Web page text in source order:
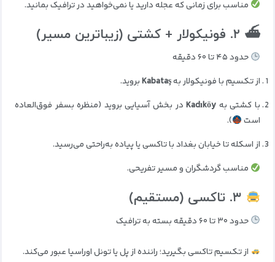
مناسب برای زمانی که عجله دارید یا نمی‌خواهید در ترافیک بمانید.
⛴ ۲. فونیکولار + کشتی (زیباترین مسیر)
حدود ۴۵ تا ۶۰ دقیقه
از تکسیم با فونیکولار بهKabataşبروید.
با کشتی به Kadıköyدر بخش آسیایی بروید (منظره بسفر فوق‌العاده
است
).
از اسکله تا خیابان بغداد با تاکسی یا پیاده به‌راحتی می‌رسید.
مناسب گردشگران و مسیر تفریحی.
حدود ۳۰ تا ۶۰ دقیقه بسته به ترافیک
از تکسیم تاکسی بگیرید؛ راننده از پل یا تونل اوراسیا عبور می‌کند.